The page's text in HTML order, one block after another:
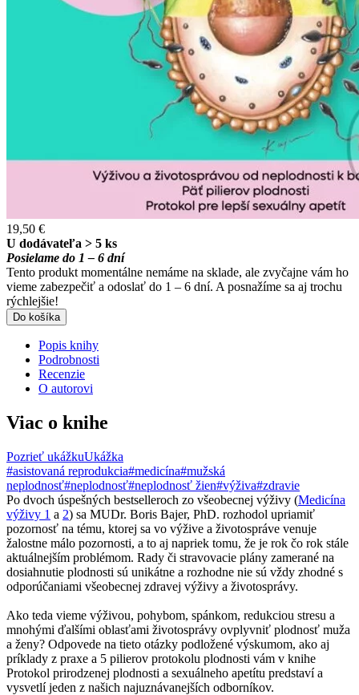
19,50 €
U dodávateľa > 5 ks
Posielame do 1 – 6 dní
Tento produkt momentálne nemáme na sklade, ale zvyčajne vám ho
vieme zabezpečiť a odoslať do 1 – 6 dní. A posnažíme sa aj trochu
rýchlejšie!
Do košíka
Popis knihy
Podrobnosti
Recenzie
O autorovi
Viac o knihe
Pozrieť ukážkuUkážka
#asistovaná reprodukcia#medicína#mužská
neplodnosť#neplodnosť#neplodnosť žien#výživa#zdravie
Po dvoch úspešných bestselleroch zo všeobecnej výživy (Medicína
výživy 1 a 2) sa MUDr. Boris Bajer, PhD. rozhodol upriamiť
pozornosť na tému, ktorej sa vo výžive a životospráve venuje
žalostne málo pozornosti, a to aj napriek tomu, že je rok čo rok stále
aktuálnejším problémom. Rady či stravovacie plány zamerané na
dosiahnutie plodnosti sú unikátne a rozhodne nie sú vždy zhodné s
odporúčaniami všeobecnej zdravej výživy a životosprávy.
Ako teda vieme výživou, pohybom, spánkom, redukciou stresu a
mnohými ďalšími oblasťami životosprávy ovplyvniť plodnosť muža
a ženy? Odpovede na tieto otázky podložené výskumom, ako aj
príklady z praxe a 5 pilierov protokolu plodnosti vám v knihe
Protokol prirodzenej plodnosti a sexuálneho apetítu predstaví a
vysvetlí jeden z našich najuznávanejších odborníkov.